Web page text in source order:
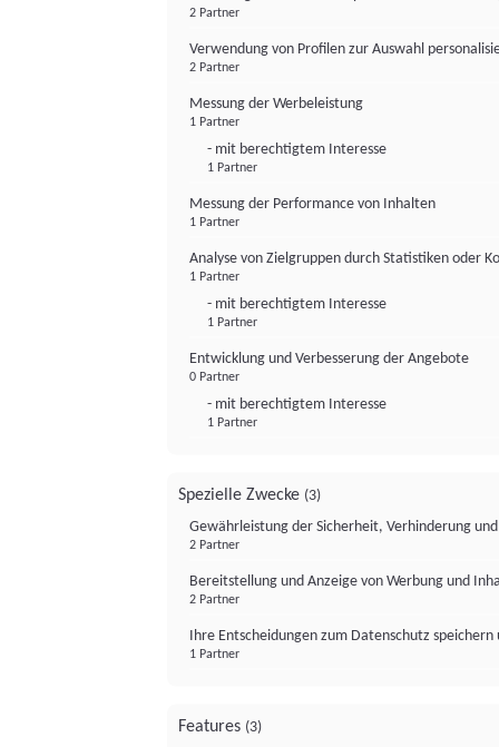
2 Partner
Verwendung von Profilen zur Auswahl
2 Partner
Messung der Werbeleistung
1 Partner
- mit berechtigtem Interesse
1 Partner
Messung der Performance von Inhalten
1 Partner
Analyse von Zielgruppen durch Statistiken oder
1 Partner
- mit berechtigtem Interesse
1 Partner
Entwicklung und Verbesserung der Angebote
0 Partner
- mit berechtigtem Interesse
1 Partner
Spezielle Zwecke (3)
Gewährleistung der Sicherheit, Verhinderung
2 Partner
Bereitstellung und Anzeige von Werbung und
2 Partner
Ihre Entscheidungen zum Datenschutz
1 Partner
Features (3)